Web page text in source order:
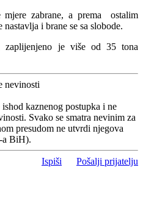
zabrane, a prema ostalim
i brane se sa slobode.
zaplijenjeno je više od 35 tona
nevinosti
kaznenog postupka i ne
Svako se smatra nevinim za
presudom ne utvrdi njegova
a BiH).
Ispiši Pošalji prijatelju